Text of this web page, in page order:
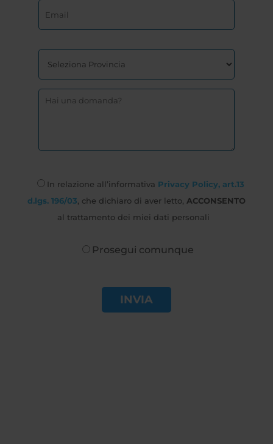
In relazione all’informativa Privacy Policy, art.13
d.lgs. 196/03 , che dichiaro di aver letto, ACCONSENTO
al trattamento dei miei dati personali
Prosegui comunque